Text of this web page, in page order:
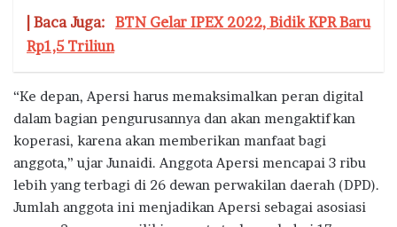
| Baca Juga: BTN Gelar IPEX 2022, Bidik KPR Baru
Rp1,5 Triliun
“Ke depan, Apersi harus memaksimalkan peran digital
dalam bagian pengurusannya dan akan mengaktifkan
koperasi, karena akan memberikan manfaat bagi
anggota,” ujar Junaidi. Anggota Apersi mencapai 3 ribu
lebih yang terbagi di 26 dewan perwakilan daerah (DPD).
Jumlah anggota ini menjadikan Apersi sebagai asosiasi